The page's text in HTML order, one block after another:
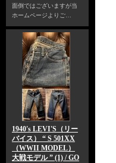
面倒ではございますが当
ホームページよりご…
1940's LEVI'S（リー
バイス） “ S 501XX
（WWII MODEL）
大戦モデル ” (1) / GO